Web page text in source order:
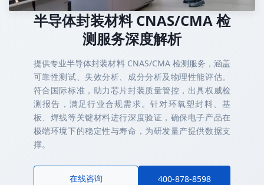
半导体封装材料 CNAS/CMA 检
测服务深度解析
提供专业半导体封装材料 CNAS/CMA 检测服务，涵盖
可靠性测试、失效分析、成分分析及物理性能评估。
符合国际标准，助力芯片封装质量管控，出具权威检
测报告，满足行业合规需求。针对环氧塑封料、基
板、焊线等关键材料进行深度验证，确保电子产品在
极端环境下的稳定性与寿命，为研发量产提供数据支
撑。
在线咨询 400-878-8598